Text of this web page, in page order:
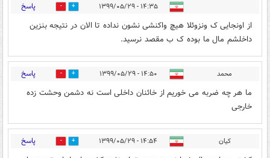
۱۴:۳۵ - ۱۳۹۹/۰۵/۲۹ 6 پاسخ
از اونجایی ک ونزوئلا هیچ واکنشی نشون نداده تا الان در نتیجه بنزین
داخلشم مال ما بوده ک ب مقصد نرسید.
محمد ۱۴:۵۰ - ۱۳۹۹/۰۵/۲۹ 3 پاسخ
ما هر چه ضربه می خوریم از خائنان داخلی است نه دشمن وحشت زده
خارجی
کیان ۱۴:۵۴ - ۱۳۹۹/۰۵/۲۹ 5 پاسخ